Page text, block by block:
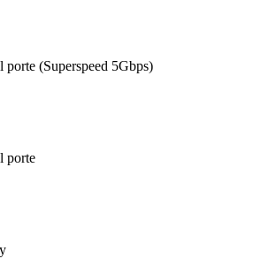
(Superspeed 5Gbps)
porte